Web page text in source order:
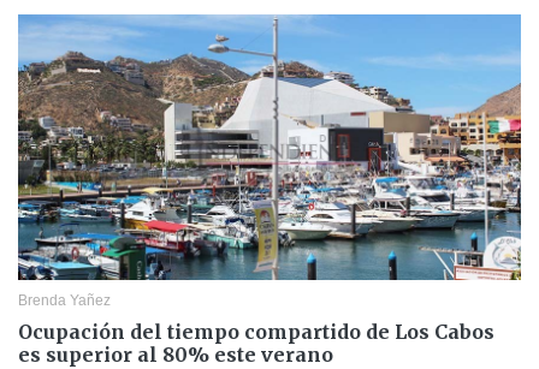
Brenda Yañez
Ocupación del tiempo compartido de Los Cabos
es superior al 80% este verano